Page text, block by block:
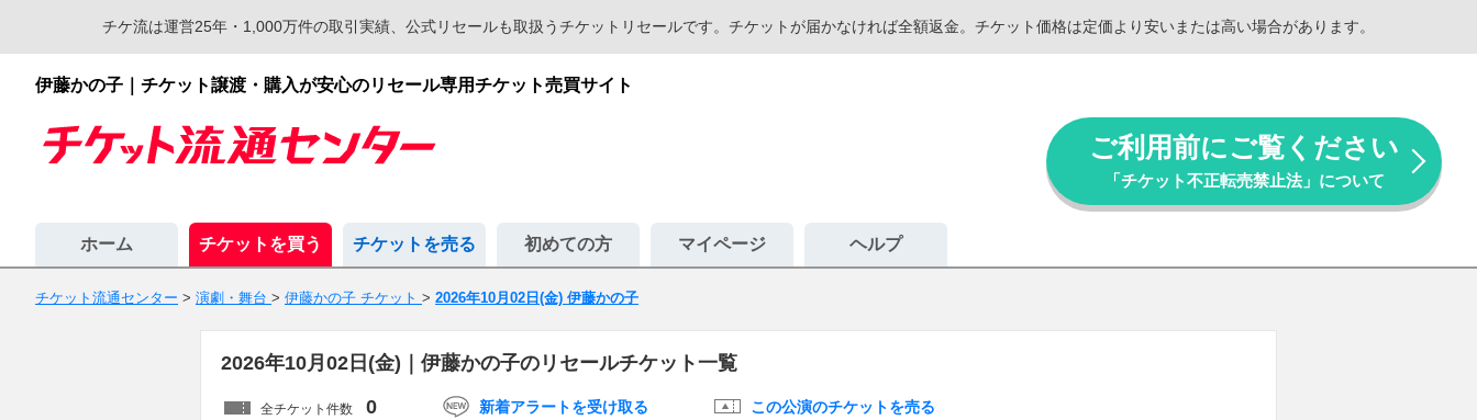
チケ流は運営25年・1,000万件の取引実績、公式リセールも取扱うチケットリセールです。チケットが届かなければ全額返金。チケット価格は定価より安いまたは高い場合があります。
伊藤かの子｜チケット譲渡・購入が安心のリセール専用チケット売買サイト
ご利用前にご覧ください
「チケット不正転売禁止法」について
ホーム チケットを買う チケットを売る 初めての方 マイページ ヘルプ
チケット流通センター > 演劇・舞台 > 伊藤かの子 チケット > 2026年10月02日(金) 伊藤かの子
2026年10月02日(金)｜伊藤かの子のリセールチケット一覧
全チケット件数 0 新着アラートを受け取る この公演のチケットを売る